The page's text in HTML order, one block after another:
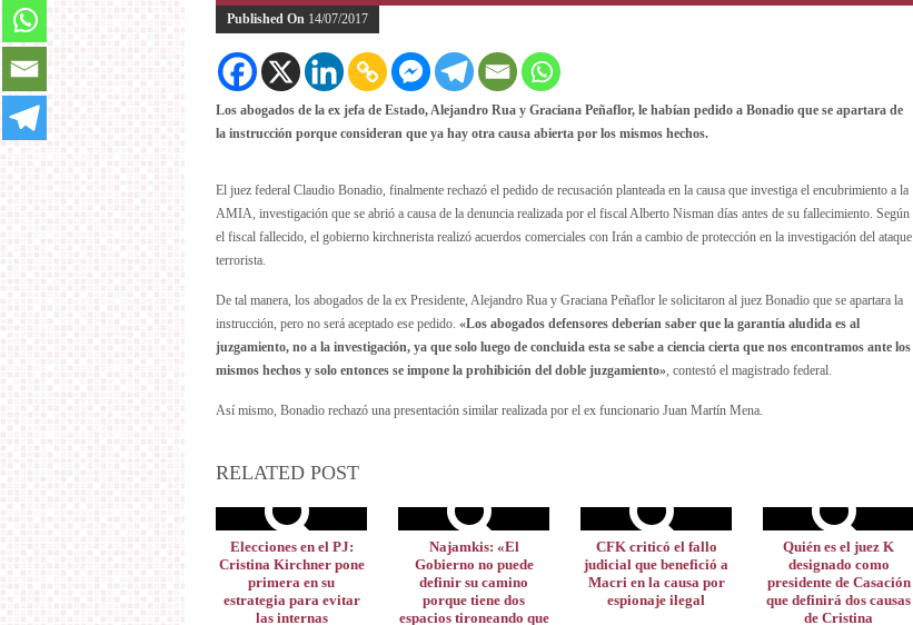
Published On 14/07/2017
Los abogados de la ex jefa de Estado, Alejandro Rua y Graciana Peñaflor, le habían pedido a Bonadio que se apartara de
la instrucción porque consideran que ya hay otra causa abierta por los mismos hechos.
El juez federal Claudio Bonadio, finalmente rechazó el pedido de recusación planteada en la causa que investiga el encubrimiento a la
AMIA, investigación que se abrió a causa de la denuncia realizada por el fiscal Alberto Nisman días antes de su fallecimiento. Según
el fiscal fallecido, el gobierno kirchnerista realizó acuerdos comerciales con Irán a cambio de protección en la investigación del ataque
terrorista.
De tal manera, los abogados de la ex Presidente, Alejandro Rua y Graciana Peñaflor le solicitaron al juez Bonadio que se apartara la
instrucción, pero no será aceptado ese pedido. «Los abogados defensores deberían saber que la garantía aludida es al
juzgamiento, no a la investigación, ya que solo luego de concluida esta se sabe a ciencia cierta que nos encontramos ante los
mismos hechos y solo entonces se impone la prohibición del doble juzgamiento», contestó el magistrado federal.
Así mismo, Bonadio rechazó una presentación similar realizada por el ex funcionario Juan Martín Mena.
RELATED POST
Elecciones en el PJ:
Cristina Kirchner pone
primera en su
estrategia para evitar
las internas
Najamkis: «El
Gobierno no puede
definir su camino
porque tiene dos
espacios tironeando que
CFK criticó el fallo
judicial que benefició a
Macri en la causa por
espionaje ilegal
Quién es el juez K
designado como
presidente de Casación
que definirá dos causas
de Cristina